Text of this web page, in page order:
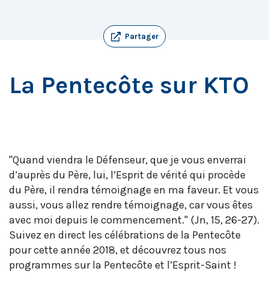
Partager
La Pentecôte sur KTO
"Quand viendra le Défenseur, que je vous enverrai
d’auprès du Père, lui, l’Esprit de vérité qui procède
du Père, il rendra témoignage en ma faveur. Et vous
aussi, vous allez rendre témoignage, car vous êtes
avec moi depuis le commencement." (Jn, 15, 26-27).
Suivez en direct les célébrations de la Pentecôte
pour cette année 2018, et découvrez tous nos
programmes sur la Pentecôte et l’Esprit-Saint !